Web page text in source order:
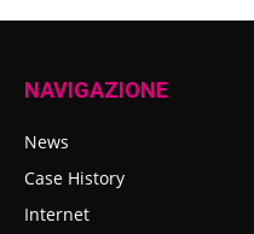
NAVIGAZIONE
News
Case History
Internet